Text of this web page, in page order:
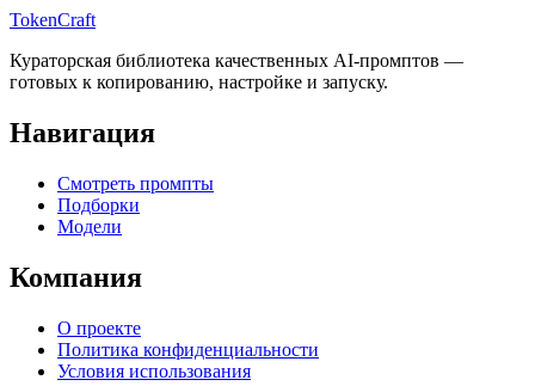
TokenCraft
Кураторская библиотека качественных AI-промптов —
готовых к копированию, настройке и запуску.
Навигация
Смотреть промпты
Подборки
Модели
Компания
О проекте
Политика конфиденциальности
Условия использования